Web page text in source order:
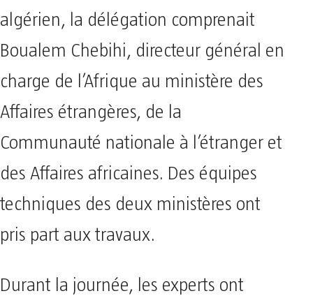
algérien, la délégation comprenait
Boualem Chebihi, directeur général en
charge de l’Afrique au ministère des
Affaires étrangères, de la
Communauté nationale à l’étranger et
des Affaires africaines. Des équipes
techniques des deux ministères ont
pris part aux travaux.
Durant la journée, les experts ont